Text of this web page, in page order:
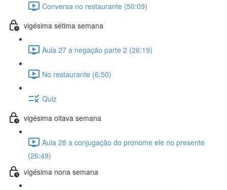
Conversa no restaurante (50:09)
vigésima sétima semana
Aula 27 a negação parte 2 (26:19)
No restaurante (6:50)
Quiz
vigésima oitava semana
Aula 28 a conjugação do pronome ele no presente
(26:49)
vigésima nona semana